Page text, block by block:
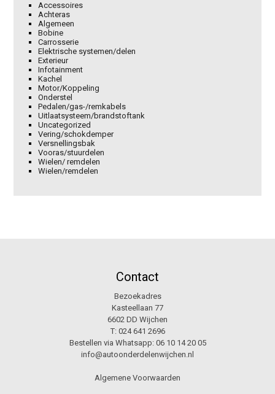
Accessoires
Achteras
Algemeen
Bobine
Carrosserie
Elektrische systemen/delen
Exterieur
Infotainment
Kachel
Motor/Koppeling
Onderstel
Pedalen/gas-/remkabels
Uitlaatsysteem/brandstoftank
Uncategorized
Vering/schokdemper
Versnellingsbak
Vooras/stuurdelen
Wielen/ remdelen
Wielen/remdelen
Contact
Bezoekadres
Kasteellaan 77
6602 DD Wijchen
T: 024 641 2696
Bestellen via Whatsapp: 06 10 14 20 05
info@autoonderdelenwijchen.nl
Algemene Voorwaarden